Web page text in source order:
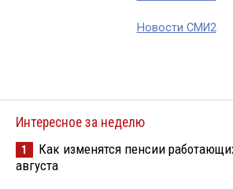
Новости СМИ2
Интересное за неделю
1
Как изменятся пенсии
августа